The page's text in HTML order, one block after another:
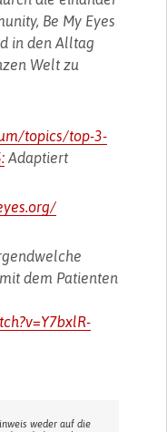
Be My Eyes
in den Alltag
Welt zu
topics/top-3-
Adaptiert
dem Patienten
weder auf die